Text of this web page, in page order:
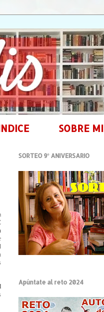
SOBRE MI
SORTEO 9º ANIVERSARIO
Apúntate al reto 2024